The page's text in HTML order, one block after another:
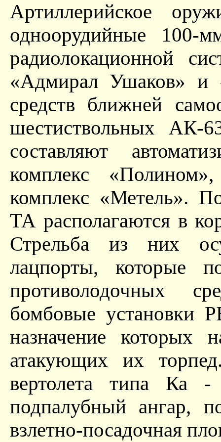
Артиллерийское
одноорудийные 100-
радиолокационной
«Адмирал Ушаков» и
средств ближней
шестиствольных АК-
составляют
комплекс
комплекс «Метель».
ТА располагаются в
Стрельба из них
лацпорты, которые
противолодочных
бомбовые установки
назначение которых
атакующих их
вертолета типа Ка
подпалубный ангар,
взлетно-посадочная